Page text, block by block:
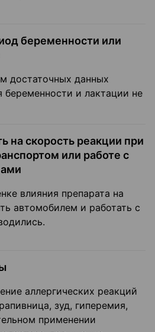
беременности или
достаточных данных
и лактации не
на скорость реакции при
или работе с
влияния препарата на
автомобилем и работать с
аллергических реакций
зуд, гиперемия,
применении